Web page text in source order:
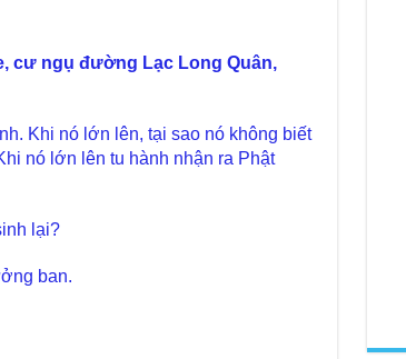
cư ngụ đường Lạc Long Quân,
Khi nó lớn lên, tại sao nó không biết
nó lớn lên tu hành nhận ra Phật
lại?
ban.